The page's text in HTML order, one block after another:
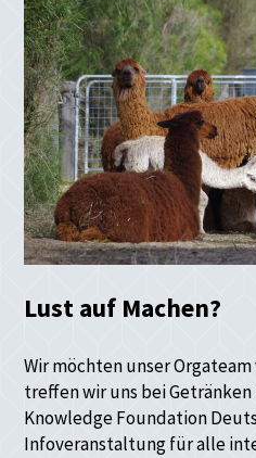
Lust auf Machen?
Wir möchten unser
treffen wir uns bei Getränken
Knowledge Foundation
Infoveranstaltung für alle